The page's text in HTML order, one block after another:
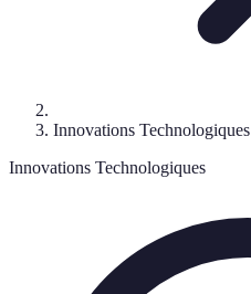
Innovations Technologiques
Innovations Technologiques